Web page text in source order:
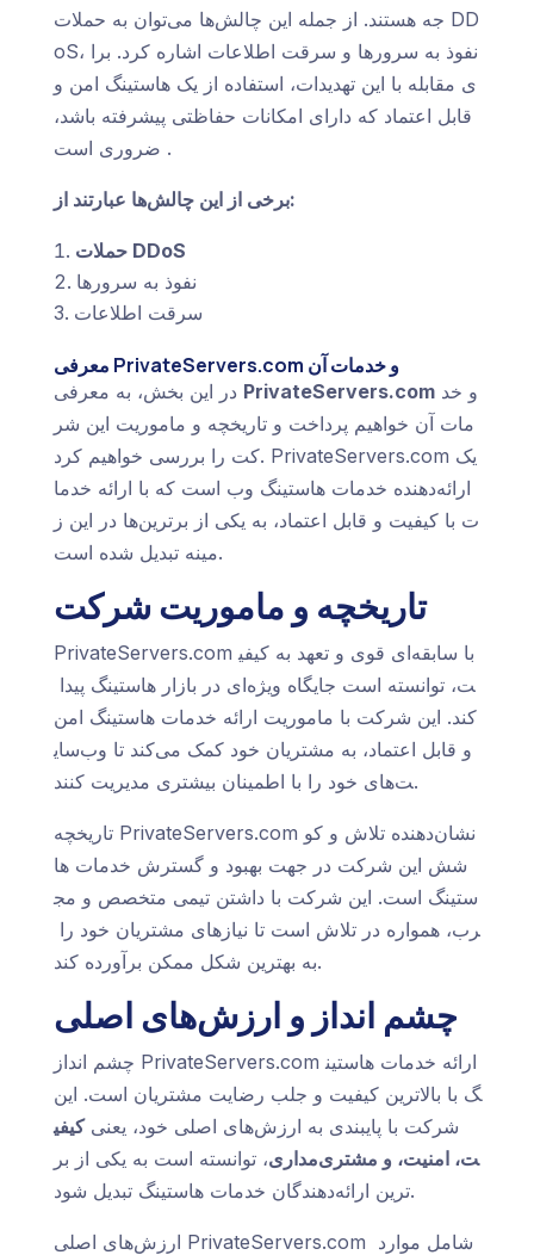
جه هستند. از جمله این چالش‌ها می‌توان به حملات DD
oS، نفوذ به سرورها و سرقت اطلاعات اشاره کرد. برا
ی مقابله با این تهدیدات، استفاده از یک هاستینگ امن و
قابل اعتماد که دارای امکانات حفاظتی پیشرفته باشد،
ضروری است.
برخی از این چالش‌ها عبارتند از:
حملات DDoS
نفوذ به سرورها
سرقت اطلاعات
معرفی PrivateServers.com و خدمات آن
PrivateServers.comو خد
مات آن خواهیم پرداخت و تاریخچه و ماموریت این شر
کت را بررسی خواهیم کرد. PrivateServers.com یک
ارائه‌دهنده خدمات هاستینگ وب است که با ارائه خدما
ت با کیفیت و قابل اعتماد، به یکی از برترین‌ها در این ز
مینه تبدیل شده است.
تاریخچه و ماموریت شرکت
PrivateServers.com با سابقه‌ای قوی و تعهد به کیفی
ت، توانسته است جایگاه ویژه‌ای در بازار هاستینگ پیدا
کند. این شرکت با ماموریت ارائه خدمات هاستینگ امن
و قابل اعتماد، به مشتریان خود کمک می‌کند تا وب‌سای
ت‌های خود را با اطمینان بیشتری مدیریت کنند.
تاریخچه PrivateServers.com نشان‌دهنده تلاش و کو
شش این شرکت در جهت بهبود و گسترش خدمات ها
ستینگ است. این شرکت با داشتن تیمی متخصص و مج
رب، همواره در تلاش است تا نیازهای مشتریان خود را
به بهترین شکل ممکن برآورده کند.
چشم انداز و ارزش‌های اصلی
چشم انداز PrivateServers.com ارائه خدمات هاستین
گ با بالاترین کیفیت و جلب رضایت مشتریان است. این
شرکت با پایبندی به ارزش‌های اصلی خود، یعنیکیفی
ت، امنیت، و مشتری‌مداری، توانسته است به یکی از بر
ترین ارائه‌دهندگان خدمات هاستینگ تبدیل شود.
ارزش‌های اصلی PrivateServers.com شامل موارد